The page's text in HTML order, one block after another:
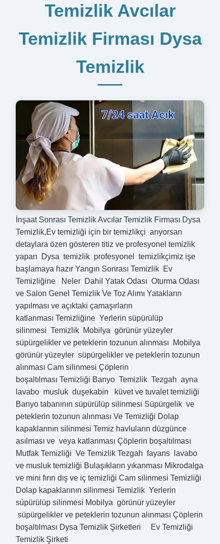
Temizlik Avcılar
Temizlik Firması Dysa
Temizlik
İnşaat Sonrası Temizlik Avcılar Temizlik Firması Dysa
Temizlik,Ev temizliği için bir temizlikçi arıyorsan
detaylara özen gösteren titiz ve profesyonel temizlik
yapan Dysa temizlik profesyonel temizlikçimiz işe
başlamaya hazır Yangın Sonrası Temizlik Ev
Temizliğine Neler Dahil Yatak Odası Oturma Odası
ve Salon Genel Temizlik Ve Toz Alımı Yatakların
yapılması ve açıktaki çamaşırların
katlanması Temizliğine Yerlerin süpürülüp
silinmesi Temizlik Mobilya görünür yüzeyler
süpürgelikler ve peteklerin tozunun alınması Mobilya
görünür yüzeyler süpürgelikler ve peteklerin tozunun
alınması Cam silinmesi Çöplerin
boşaltılması Temizliği Banyo Temizlik Tezgah ayna
lavabo musluk duşekabin küvet ve tuvalet temizliği
Banyo tabanının süpürülüp silinmesi Süpürgelik ve
peteklerin tozunun alınması Ve Temizliği Dolap
kapaklarının silinmesi Temiz havluların düzgünce
asılması ve veya katlanması Çöplerin boşaltılması
Mutfak Temizliği Ve Temizlik Tezgah fayans lavabo
ve musluk temizliği Bulaşıkların yıkanması Mikrodalga
ve mini fırın dış ve iç temizliği Cam silinmesi Temizliği
Dolap kapaklarının silinmesi Temizlik Yerlerin
süpürülüp silinmesi Mobilya görünür yüzeyler
süpürgelikler ve peteklerin tozunun alınması Çöplerin
boşaltılması Dysa Temizlik Şirketleri Ev Temizliği
Temizlik Şirketi